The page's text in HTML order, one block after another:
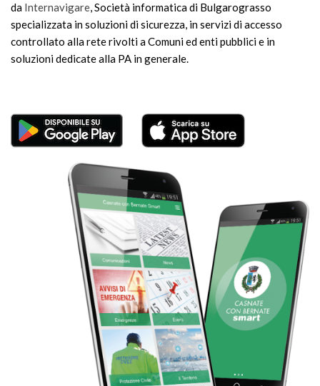
da Internavigare, Società informatica di Bulgarograsso
specializzata in soluzioni di sicurezza, in servizi di accesso
controllato alla rete rivolti a Comuni ed enti pubblici e in
soluzioni dedicate alla PA in generale.